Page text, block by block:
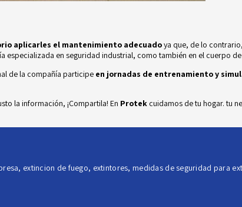
aplicarles el mantenimiento adecuadoya que, de lo
especializada en seguridad industrial, como también en el cuerpo
de la compañía participe en jornadas de entrenamiento y
la información, ¡Compartila! En Protek cuidamos de tu hogar. tu
, extincion de fuego, extintores, medidas de seguridad para